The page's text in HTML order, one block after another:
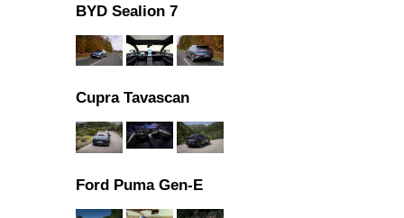
BYD Sealion 7
Cupra Tavascan
Ford Puma Gen-E